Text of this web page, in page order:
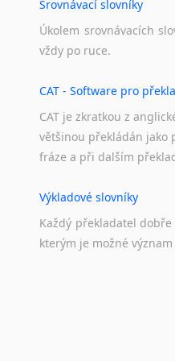
Srovnávací slovníky
Úkolem srovnávacích
vždy po ruce.
CAT - Software pro
CAT je zkratkou z
většinou překládán jako
fráze a při dalším
Výkladové slovníky
Každý překladatel dobře
kterým je možné význam